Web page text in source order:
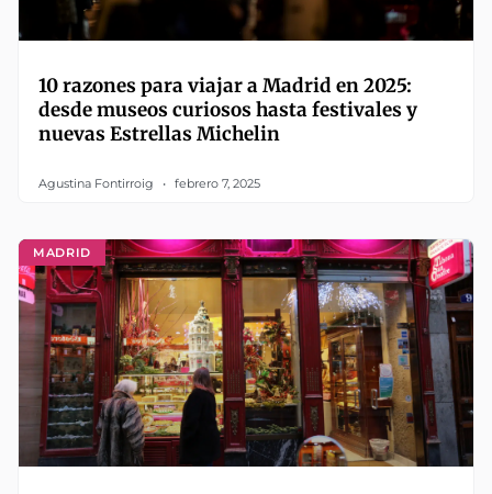
10 razones para viajar a Madrid en 2025:
desde museos curiosos hasta festivales y
nuevas Estrellas Michelin
Agustina Fontirroig febrero 7, 2025
MADRID